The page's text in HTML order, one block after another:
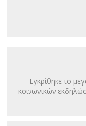
Εγκρίθηκε το
κοινωνικών